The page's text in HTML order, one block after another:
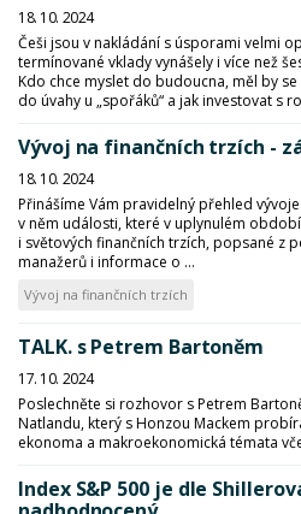
18. 10. 2024
Češi jsou v nakládání s úsporami velmi
termínované vklady vynášely i více než
Kdo chce myslet do budoucna, měl by
do úvahy u „spořáků“ a jak investovat s
Vývoj na finančních trzích -
18. 10. 2024
Přinášíme Vám pravidelný přehled
v něm události, které v uplynulém
i světových finančních trzích, popsané z
manažerů i informace o ...
Vývoj na finančních trzích
TALK. s Petrem Bartoněm
17. 10. 2024
Poslechněte si rozhovor s Petrem
Natlandu, který s Honzou Mackem
ekonoma a makroekonomická témata
Index S&P 500 je dle